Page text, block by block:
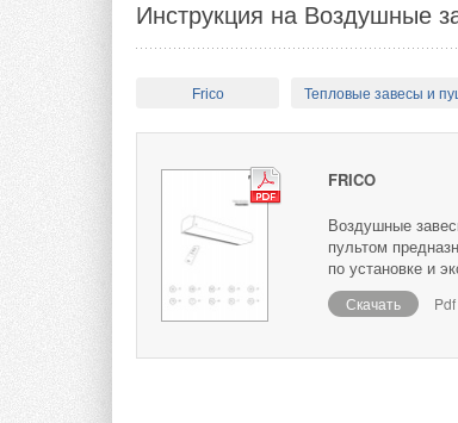
Инструкция на Воздушные
Frico Тепловые завесы и
FRICO
Воздушные
пультом
по установке и
Скачать Pdf